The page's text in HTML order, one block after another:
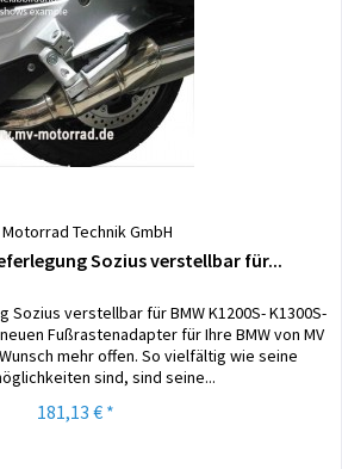
Motorrad Technik GmbH
Sozius verstellbar für...
Sozius verstellbar für BMW K1200S- K1300S-
Fußrastenadapter für Ihre BMW von MV
mehr offen. So vielfältig wie seine
sind, sind seine...
181,13 € *